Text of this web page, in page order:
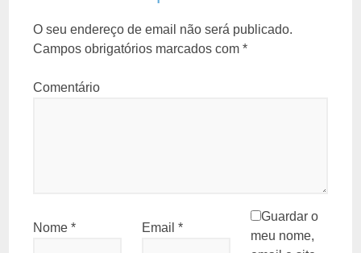
O seu endereço de email não será publicado.
Campos obrigatórios marcados com*
Comentário
Nome* Email *
Guardar o
meu nome,